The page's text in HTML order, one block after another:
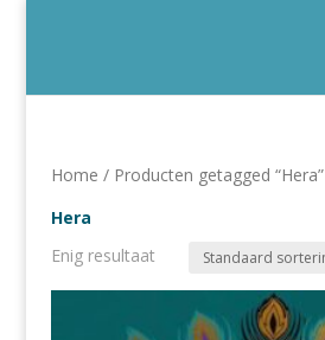
Home / Producten getagged “Hera”
Hera
Enig resultaat